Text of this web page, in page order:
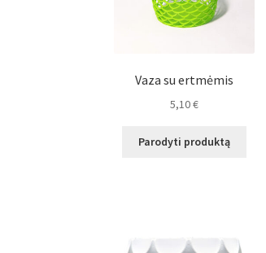
Vaza su ertmėmis
5,10€
Parodyti produktą